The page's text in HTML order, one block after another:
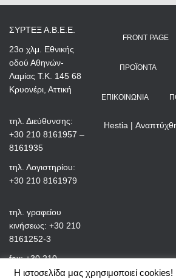
ΣΥΡΤΕΞ Α.Β.Ε.Ε.
23ο χλμ. Εθνικής
οδού Αθηνών-
Λαμίας Τ.Κ. 145 68
Κρυονέρι, Αττική
τηλ. Διεύθυνσης:
+30 210 8161957 –
8161935
τηλ. Λογιστηρίου:
+30 210 8161979
τηλ. γραφείου
κινήσεως: +30 210
8161252-3
fax: +30 210
8161991
FRONT PAGE
ΠΡΟΪΌΝΤΑ
ΕΠΙΚΟΙΝΩΝΊΑ
Hestia |
Η ιστοσελίδα μας χρησιμοποιεί cookies!